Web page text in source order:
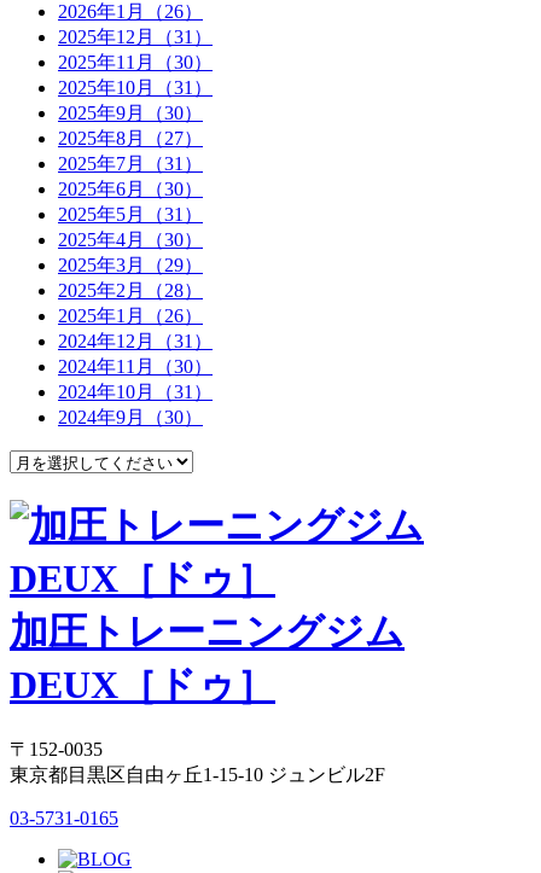
2026年1月（26）
2025年12月（31）
2025年11月（30）
2025年10月（31）
2025年9月（30）
2025年8月（27）
2025年7月（31）
2025年6月（30）
2025年5月（31）
2025年4月（30）
2025年3月（29）
2025年2月（28）
2025年1月（26）
2024年12月（31）
2024年11月（30）
2024年10月（31）
2024年9月（30）
加圧トレーニングジム
DEUX［ドゥ］
〒152-0035
東京都目黒区自由ヶ丘1-15-10 ジュンビル2F
03-5731-0165